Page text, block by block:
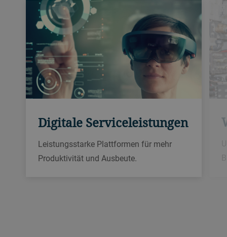
Digitale Serviceleistungen
Leistungsstarke Plattformen für mehr
Produktivität und Ausbeute.